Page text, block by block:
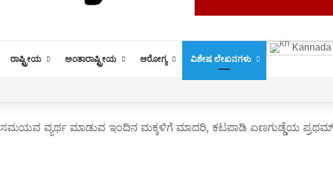
ರಾಷ್ಟ್ರೀಯ ಅಂತಾರಾಷ್ಟ್ರೀಯ ಆರೋಗ್ಯ ವಿಶೇಷ ಲೇಖನಗಳು
Kannada
ಸಮಯವ ವ್ಯರ್ಥ ಮಾಡುವ ಇಂದಿನ ಮಕ್ಕಳಿಗೆ ಮಾದರಿ, ಕಟಪಾಡಿ ಏಣಗುಡ್ಡೆಯ